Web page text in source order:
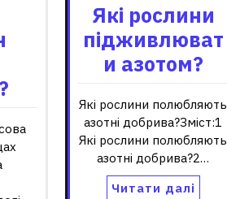
Які рослини
підживлюват
и азотом?
Які рослини полюбляють
азотні добрива?Зміст:1
Які рослини полюбляють
азотні добрива?2…
Читати далі